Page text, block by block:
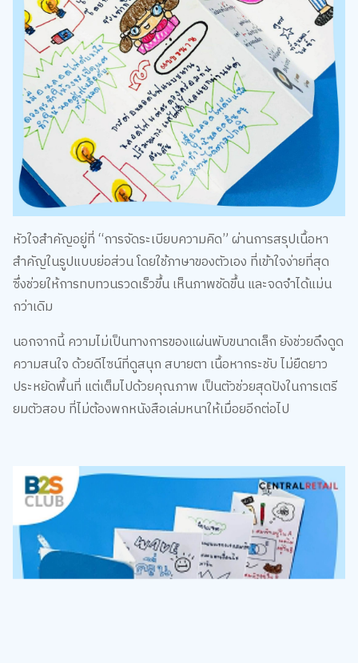
หัวใจสำคัญอยู่ที่ “การจัดระเบียบความคิด” ผ่านการสรุปเนื้อหา
สำคัญในรูปแบบย่อส่วน โดยใช้ภาษาของตัวเอง ที่เข้าใจง่ายที่สุด
ซึ่งช่วยให้การทบทวนรวดเร็วขึ้น เห็นภาพชัดขึ้น และจดจำได้แม่น
กว่าเดิม
นอกจากนี้ ความไม่เป็นทางการของแผ่นพับขนาดเล็ก ยังช่วยดึงดูด
ความสนใจ ด้วยดีไซน์ที่ดูสนุก สบายตา เนื้อหากระชับ ไม่ยืดยาว
ประหยัดพื้นที่ แต่เต็มไปด้วยคุณภาพ เป็นตัวช่วยสุดปังในการเตรี
ยมตัวสอบ ที่ไม่ต้องพกหนังสือเล่มหนาให้เมื่อยอีกต่อไป